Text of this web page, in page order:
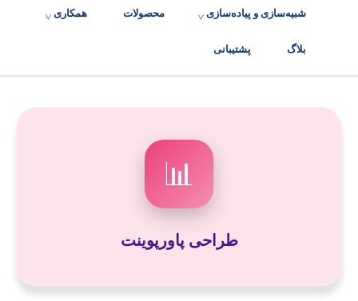
شبیه‌سازی و پیاده‌سازی محصولات همکاری
بلاگ پشتیبانی
📊
طراحی پاورپوینت